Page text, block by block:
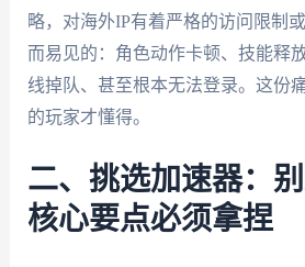
略，对海外IP有着严格的访问限制
而易见的：角色动作卡顿、技能释
线掉队、甚至根本无法登录。这份
的玩家才懂得。
二、挑选加速器：
核心要点必须拿捏